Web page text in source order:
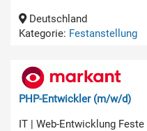
Deutschland
Kategorie: Festanstellung
PHP-Entwickler (m/w/d)
IT | Web-Entwicklung